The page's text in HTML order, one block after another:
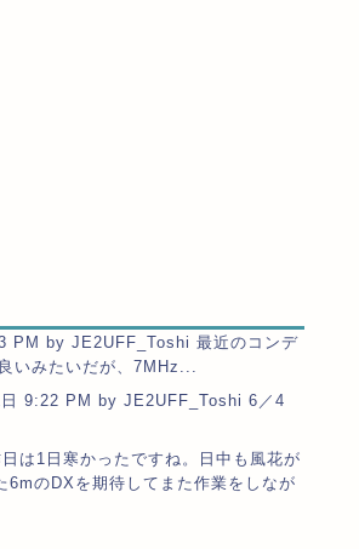
by JE2UFF_Toshi 最近のコンデ
いみたいだが、7MHz...
9:22 PM by JE2UFF_Toshi 6／4
は1日寒かったですね。日中も風花が
6mのDXを期待してまた作業をしなが